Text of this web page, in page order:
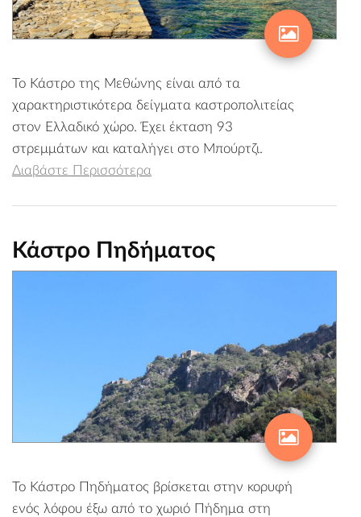
Το Κάστρο της Μεθώνης είναι από τα
χαρακτηριστικότερα δείγματα καστροπολιτείας
στον Ελλαδικό χώρο. Έχει έκταση 93
στρεμμάτων και καταλήγει στο Μπούρτζι.
Διαβάστε Περισσότερα
Κάστρο Πηδήματος
Το Κάστρο Πηδήματος βρίσκεται στην κορυφή
ενός λόφου έξω από το χωριό Πήδημα στη